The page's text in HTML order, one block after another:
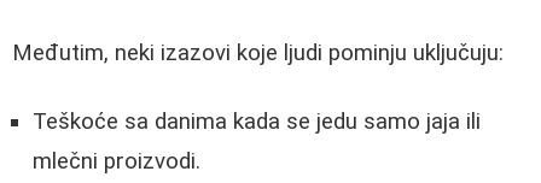
Međutim, neki izazovi koje ljudi pominju uključuju:
Teškoće sa danima kada se jedu samo jaja ili
mlečni proizvodi.